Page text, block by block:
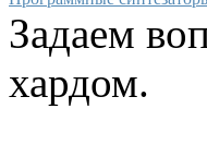
Задаем
хардом.